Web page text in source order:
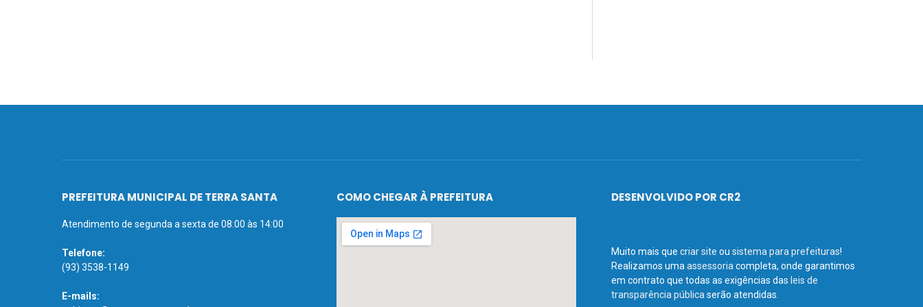
PREFEITURA MUNICIPAL DE TERRA SANTA
Atendimento de segunda a sexta de 08:00 às 14:00
Telefone:
(93) 3538-1149
E-mails:
COMO CHEGAR À PREFEITURA DESENVOLVIDO POR CR2
Muito mais que criar site ou sistema para prefeituras!
Realizamos uma assessoria completa, onde garantimos
em contrato que todas as exigências das leis de
transparência pública serão atendidas.